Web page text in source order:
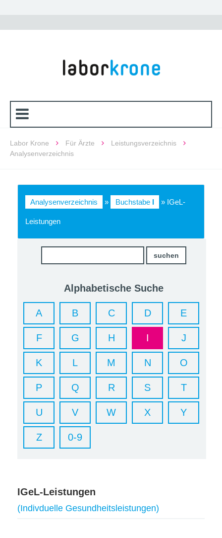
Labor Krone Für Ärzte
Leistungsverzeichnis
Analysenverzeichnis
Analysenverzeichnis » Buchstabe I » IGeL-
Leistungen
Alphabetische Suche
A B C D E
F G H I J
K L M N O
P Q R S T
U V W X Y
Z 0-9
IGeL-Leistungen
(Indivduelle Gesundheitsleistungen)